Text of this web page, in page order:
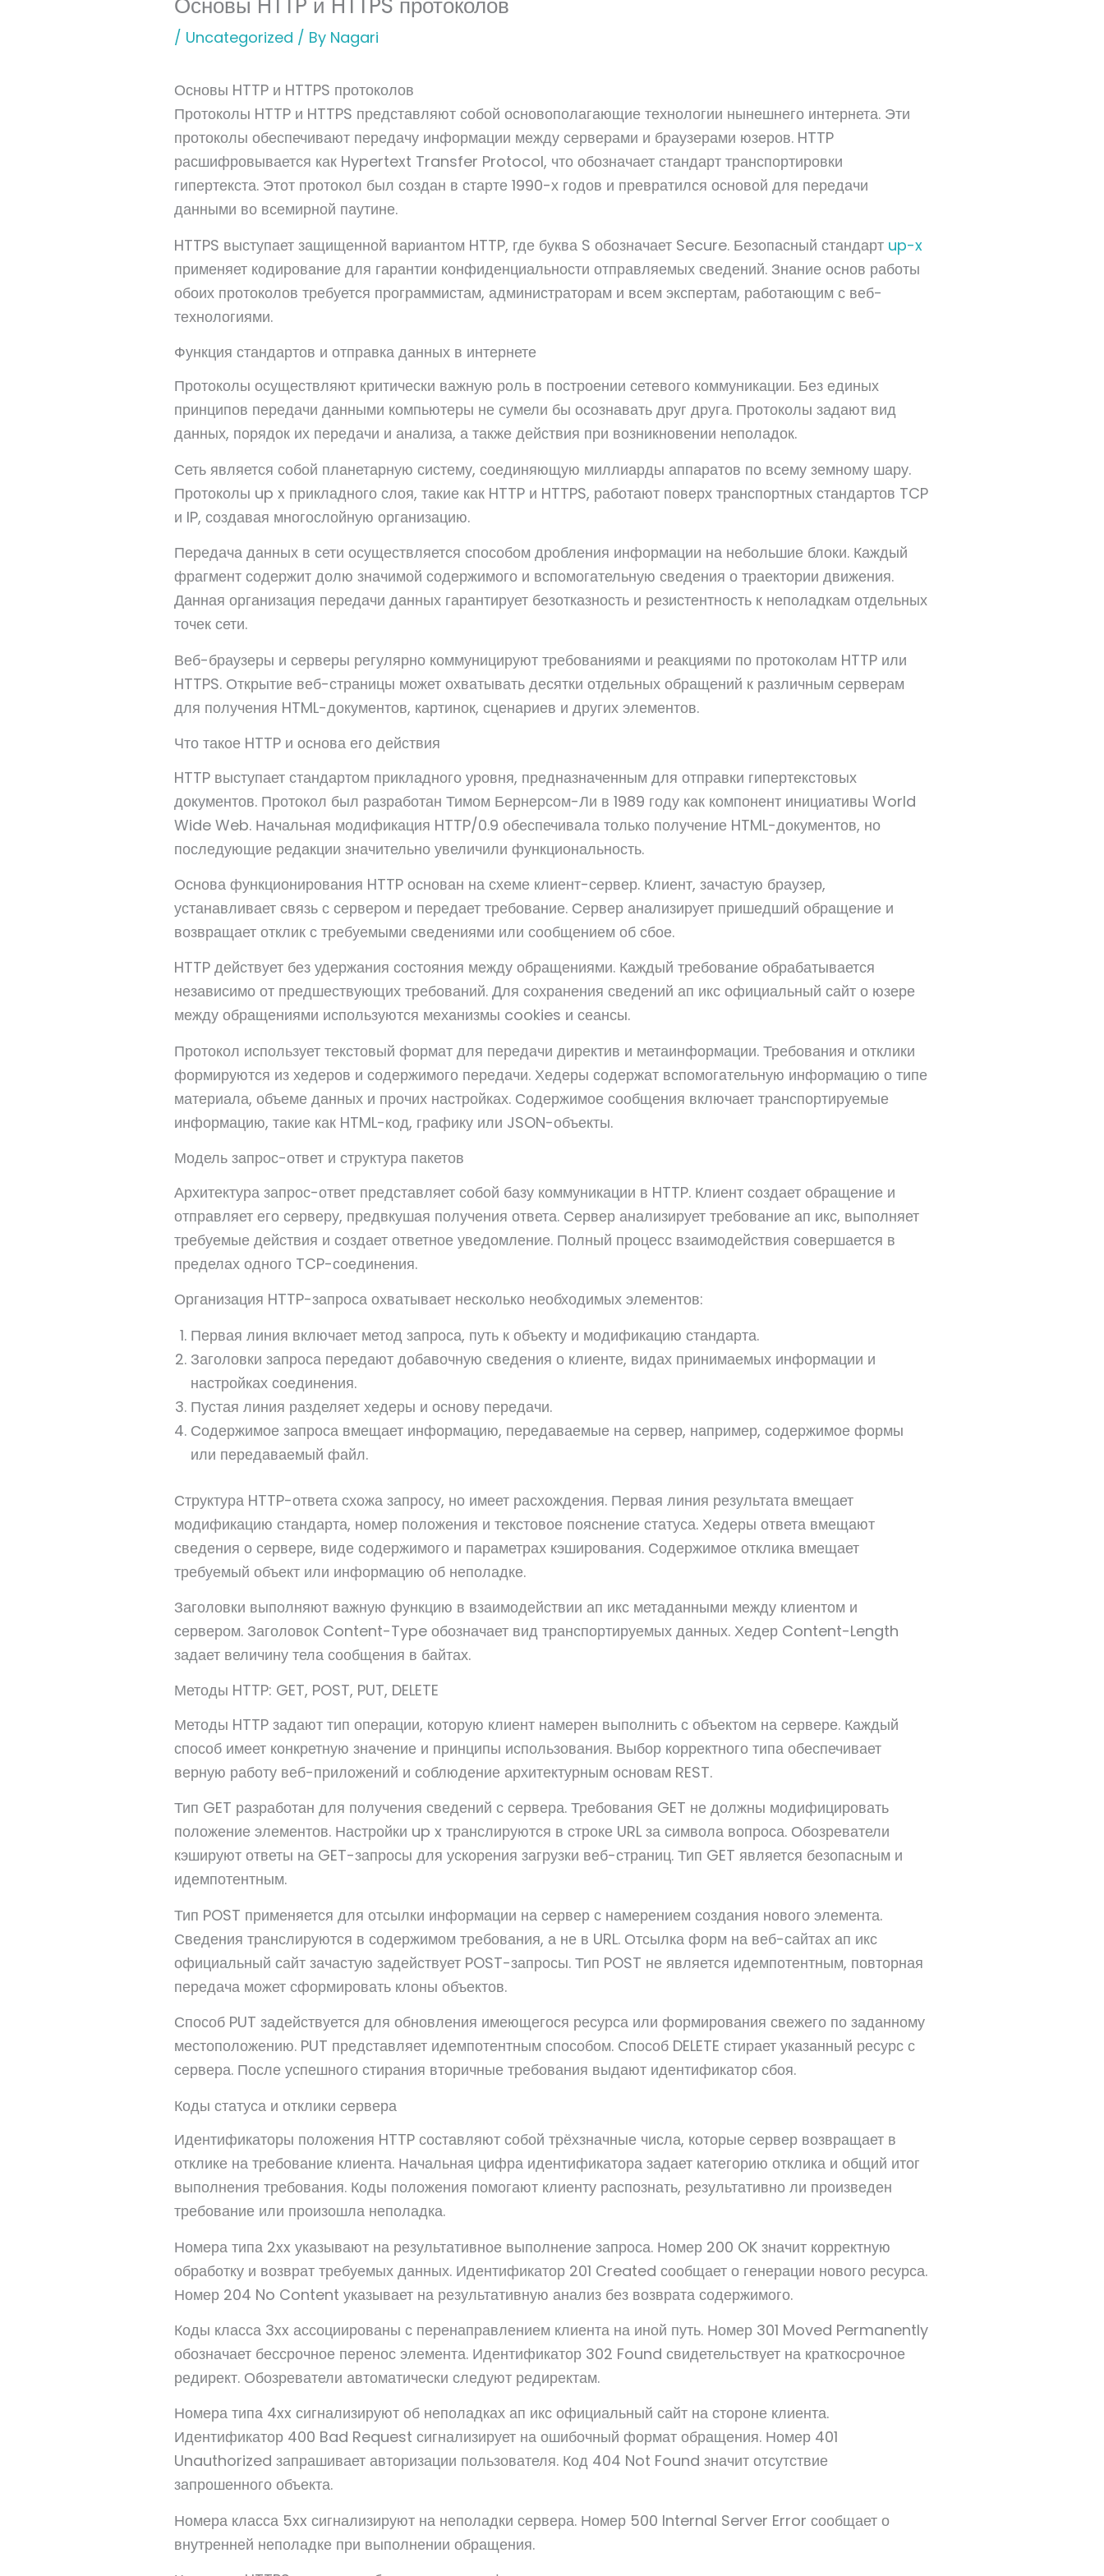
/ Uncategorized / By Nagari
Основы HTTP и HTTPS протоколов
Протоколы HTTP и HTTPS представляют собой основополагающие технологии нынешнего интернета. Эти
протоколы обеспечивают передачу информации между серверами и браузерами юзеров. HTTP
расшифровывается как Hypertext Transfer Protocol, что обозначает стандарт транспортировки
гипертекста. Этот протокол был создан в старте 1990-х годов и превратился основой для передачи
данными во всемирной паутине.
HTTPS выступает защищенной вариантом HTTP, где буква S обозначает Secure. Безопасный стандарт up-x
применяет кодирование для гарантии конфиденциальности отправляемых сведений. Знание основ работы
обоих протоколов требуется программистам, администраторам и всем экспертам, работающим с веб-
технологиями.
Функция стандартов и отправка данных в интернете
Протоколы осуществляют критически важную роль в построении сетевого коммуникации. Без единых
принципов передачи данными компьютеры не сумели бы осознавать друг друга. Протоколы задают вид
данных, порядок их передачи и анализа, а также действия при возникновении неполадок.
Сеть является собой планетарную систему, соединяющую миллиарды аппаратов по всему земному шару.
Протоколы up x прикладного слоя, такие как HTTP и HTTPS, работают поверх транспортных стандартов TCP
и IP, создавая многослойную организацию.
Передача данных в сети осуществляется способом дробления информации на небольшие блоки. Каждый
фрагмент содержит долю значимой содержимого и вспомогательную сведения о траектории движения.
Данная организация передачи данных гарантирует безотказность и резистентность к неполадкам отдельных
точек сети.
Веб-браузеры и серверы регулярно коммуницируют требованиями и реакциями по протоколам HTTP или
HTTPS. Открытие веб-страницы может охватывать десятки отдельных обращений к различным серверам
для получения HTML-документов, картинок, сценариев и других элементов.
Что такое HTTP и основа его действия
HTTP выступает стандартом прикладного уровня, предназначенным для отправки гипертекстовых
документов. Протокол был разработан Тимом Бернерсом-Ли в 1989 году как компонент инициативы World
Wide Web. Начальная модификация HTTP/0.9 обеспечивала только получение HTML-документов, но
последующие редакции значительно увеличили функциональность.
Основа функционирования HTTP основан на схеме клиент-сервер. Клиент, зачастую браузер,
устанавливает связь с сервером и передает требование. Сервер анализирует пришедший обращение и
возвращает отклик с требуемыми сведениями или сообщением об сбое.
HTTP действует без удержания состояния между обращениями. Каждый требование обрабатывается
независимо от предшествующих требований. Для сохранения сведений ап икс официальный сайт о юзере
между обращениями используются механизмы cookies и сеансы.
Протокол использует текстовый формат для передачи директив и метаинформации. Требования и отклики
формируются из хедеров и содержимого передачи. Хедеры содержат вспомогательную информацию о типе
материала, объеме данных и прочих настройках. Содержимое сообщения включает транспортируемые
информацию, такие как HTML-код, графику или JSON-объекты.
Модель запрос-ответ и структура пакетов
Архитектура запрос-ответ представляет собой базу коммуникации в HTTP. Клиент создает обращение и
отправляет его серверу, предвкушая получения ответа. Сервер анализирует требование ап икс, выполняет
требуемые действия и создает ответное уведомление. Полный процесс взаимодействия совершается в
пределах одного TCP-соединения.
Организация HTTP-запроса охватывает несколько необходимых элементов:
Первая линия включает метод запроса, путь к объекту и модификацию стандарта.
Заголовки запроса передают добавочную сведения о клиенте, видах принимаемых информации и
настройках соединения.
Пустая линия разделяет хедеры и основу передачи.
Содержимое запроса вмещает информацию, передаваемые на сервер, например, содержимое формы
или передаваемый файл.
Структура HTTP-ответа схожа запросу, но имеет расхождения. Первая линия результата вмещает
модификацию стандарта, номер положения и текстовое пояснение статуса. Хедеры ответа вмещают
сведения о сервере, виде содержимого и параметрах кэширования. Содержимое отклика вмещает
требуемый объект или информацию об неполадке.
Заголовки выполняют важную функцию в взаимодействии ап икс метаданными между клиентом и
сервером. Заголовок Content-Type обозначает вид транспортируемых данных. Хедер Content-Length
задает величину тела сообщения в байтах.
Методы HTTP: GET, POST, PUT, DELETE
Методы HTTP задают тип операции, которую клиент намерен выполнить с объектом на сервере. Каждый
способ имеет конкретную значение и принципы использования. Выбор корректного типа обеспечивает
верную работу веб-приложений и соблюдение архитектурным основам REST.
Тип GET разработан для получения сведений с сервера. Требования GET не должны модифицировать
положение элементов. Настройки up x транслируются в строке URL за символа вопроса. Обозреватели
кэшируют ответы на GET-запросы для ускорения загрузки веб-страниц. Тип GET является безопасным и
идемпотентным.
Тип POST применяется для отсылки информации на сервер с намерением создания нового элемента.
Сведения транслируются в содержимом требования, а не в URL. Отсылка форм на веб-сайтах ап икс
официальный сайт зачастую задействует POST-запросы. Тип POST не является идемпотентным, повторная
передача может сформировать клоны объектов.
Способ PUT задействуется для обновления имеющегося ресурса или формирования свежего по заданному
местоположению. PUT представляет идемпотентным способом. Способ DELETE стирает указанный ресурс с
сервера. После успешного стирания вторичные требования выдают идентификатор сбоя.
Коды статуса и отклики сервера
Идентификаторы положения HTTP составляют собой трёхзначные числа, которые сервер возвращает в
отклике на требование клиента. Начальная цифра идентификатора задает категорию отклика и общий итог
выполнения требования. Коды положения помогают клиенту распознать, результативно ли произведен
требование или произошла неполадка.
Номера типа 2xx указывают на результативное выполнение запроса. Номер 200 OK значит корректную
обработку и возврат требуемых данных. Идентификатор 201 Created сообщает о генерации нового ресурса.
Номер 204 No Content указывает на результативную анализ без возврата содержимого.
Коды класса 3xx ассоциированы с перенаправлением клиента на иной путь. Номер 301 Moved Permanently
обозначает бессрочное перенос элемента. Идентификатор 302 Found свидетельствует на краткосрочное
редирект. Обозреватели автоматически следуют редиректам.
Номера типа 4xx сигнализируют об неполадках ап икс официальный сайт на стороне клиента.
Идентификатор 400 Bad Request сигнализирует на ошибочный формат обращения. Номер 401
Unauthorized запрашивает авторизации пользователя. Код 404 Not Found значит отсутствие
запрошенного объекта.
Номера класса 5xx сигнализируют на неполадки сервера. Номер 500 Internal Server Error сообщает о
внутренней неполадке при выполнении обращения.